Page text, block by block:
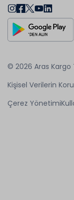
© 2026 Aras Kargo
Kişisel Verilerin
Çerez Yönetimi